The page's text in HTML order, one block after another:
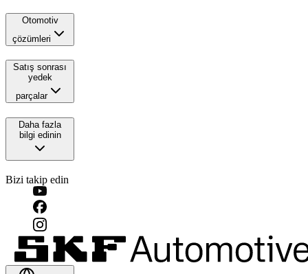
Otomotiv
çözümleri
Satış sonrası
yedek
parçalar
Daha fazla
bilgi edinin
Bizi takip edin